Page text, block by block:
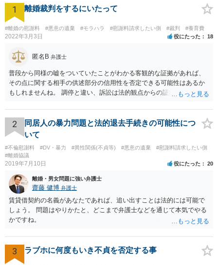
1 離婚裁判をするにいたって
#離婚の慰謝料 #悪意の遺棄 #モラハラ #慰謝料請求したい側 #裁判 #養育費
2022年3月3日 役にたった 18
匿名B 弁護士
普段から同様の嘘をついていたことがわかる客観的な証拠があれば、
その点に関する相手の供述部分の信用性を否定できる可能性はあるか
もしれませんね。 調停と違い、訴訟は法的観点からの証拠と主張がよ
も、全体のなかでその主張がどの程度の意味を有するのかにより、対
処方法も変わってきうるものです。離婚に向けてしっかりと訴訟を進
めていく場合には、弁護士に依頼することを検討された方がいいかも
しれませんね^^
2
同居人の暴力問題と法的退去手続きの可能性につ
いて
#不倫慰謝料 #DV・暴力 #異性関係(不貞等) #悪意の遺棄
#慰謝料請求したい側
#離婚協議
2019年7月10日 役にたった 20
離婚・男女問題に強い弁護士
齋藤 健博 弁護士
賃貸借契約の名義があなたであれば、追い出すことは法的には可能で
しょう。 問題はやりかたと、どこまで弁護士などを通じて本気でやる
かですね。
3 ラブホに何度もいき不貞を否定する事